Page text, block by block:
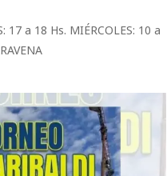
17 a 18 Hs. MIÉRCOLES: 10 a